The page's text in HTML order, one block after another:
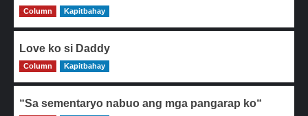
0
Column Kapitbahay
Love ko si Daddy
0
Column Kapitbahay
“Sa sementaryo nabuo ang mga pangarap ko“